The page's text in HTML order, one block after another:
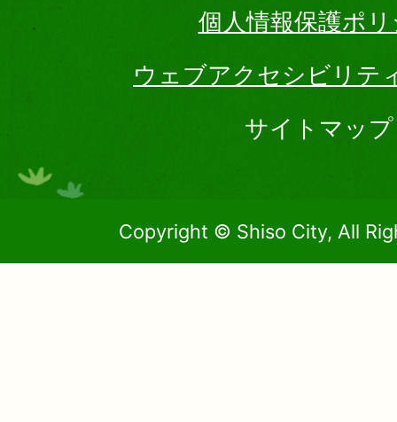
個人情報保護ポ
ウェブアクセシビリテ
サイトマップ
Copyright © Shiso City, All